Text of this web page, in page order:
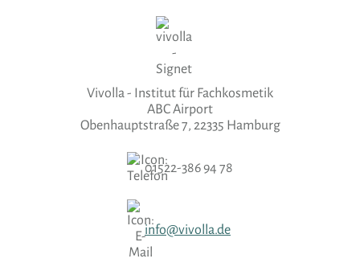
Vivolla - Institut für Fachkosmetik
ABC Airport
Obenhauptstraße 7, 22335 Hamburg
01522-386 94 78
info@vivolla.de